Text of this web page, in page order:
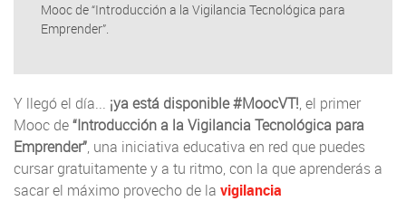
Mooc de “Introducción a la Vigilancia Tecnológica para
Emprender”.
Y llegó el día... ¡ya está disponible #MoocVT!, el primer
Mooc de“Introducción a la Vigilancia Tecnológica para
Emprender”, una iniciativa educativa en red que puedes
cursar gratuitamente y a tu ritmo, con la que aprenderás a
sacar el máximo provecho de la vigilancia